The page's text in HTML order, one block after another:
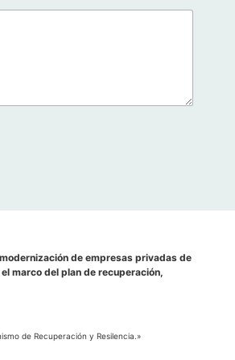
de empresas privadas de
marco del plan de recuperación,
de Recuperación y Resilencia.»